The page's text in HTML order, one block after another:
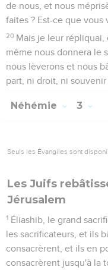
de nous, et nous
faites ? Est-ce que
20 Mais je leur
même nous donnera le
nous lèverons et nous
part, ni droit, ni souvenir
Néhémie 3
Seuls les Évangiles sont
Les Juifs
Jérusalem
1 Éliashib, le grand
les sacrificateurs, et ils
consacrèrent, et ils en
consacrèrent jusqu'à la